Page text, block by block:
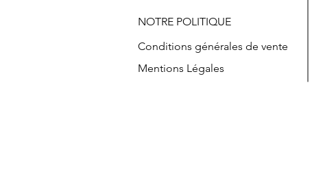
NOTRE POLITIQUE
Conditions générales de vente
Mentions Légales